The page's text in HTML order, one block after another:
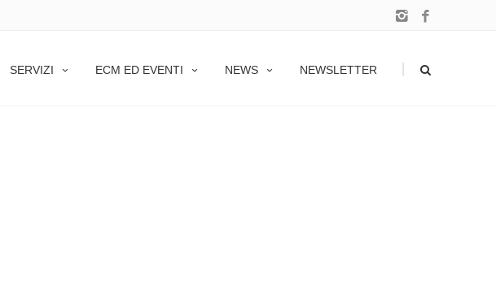
SERVIZI ECM ED EVENTI NEWS NEWSLETTER